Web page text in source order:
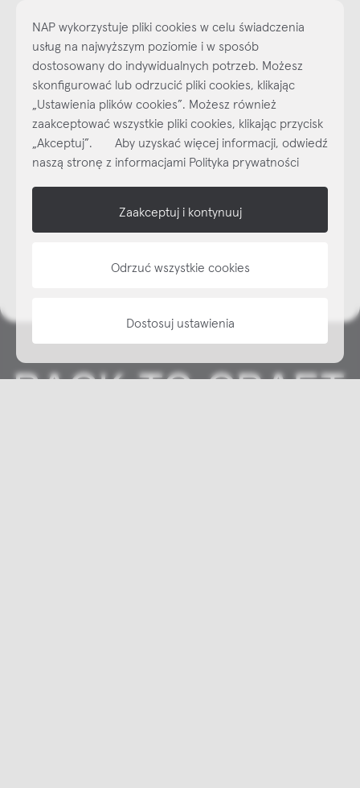
Najlepsze inspiracje i promocje na wyciągnięcie ręki, zapisz się już
dzisiaj do naszego cyklicznego newslettera!
SubskrybujNEWSLETTER
shop online
NAP wykorzystuje pliki cookies w celu świadczenia
usług na najwyższym poziomie i w sposób
dostosowany do indywidualnych potrzeb. Możesz
skonfigurować lub odrzucić pliki cookies, klikając
„Ustawienia plików cookies”. Możesz również
zaakceptować wszystkie pliki cookies, klikając przycisk
„Akceptuj”. Aby uzyskać więcej informacji, odwiedź
naszą stronę z informacjami Polityka prywatności
Zaakceptuj i kontynuuj
Odrzuć wszystkie cookies
Dostosuj ustawienia